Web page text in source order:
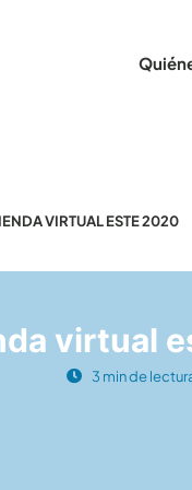
VIRTUAL ESTE 2020
virtual
3 min de